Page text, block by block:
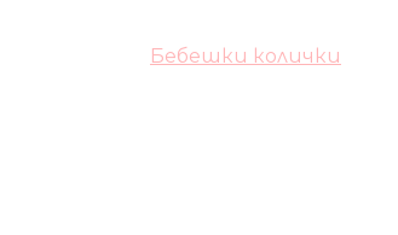
Бебешки колички